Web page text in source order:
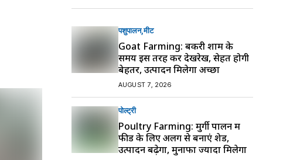
पशुपालन मीट
Goat Farming: बकरी शाम के
समय इस तरह करें देखरेख, सेहत होगी
बेहतर, उत्पादन मिलेगा अच्छा
AUGUST 7, 2026
पोल्ट्री
Poultry Farming: मुर्गी पालन में
फीड के लिए अलग से बनाएं शेड,
उत्पादन बढ़ेगा, मुनाफा ज्यादा मिलेगा